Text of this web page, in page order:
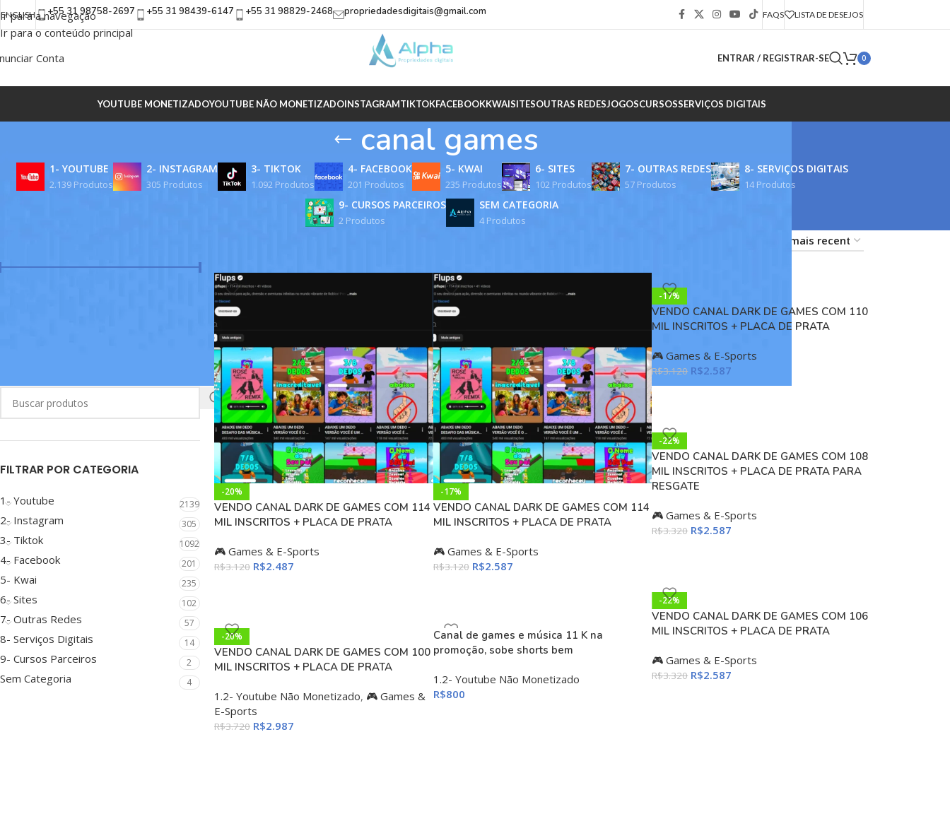
Ir para a navegação
Ir para o conteúdo principal
ENGLISH +55 31 98758-2697 +55 31 98439-6147 +55 31 98829-2468 propriedadesdigitais@gmail.com FAQS LISTA DE DESEJOS
Conta ENTRAR / REGISTRAR-SE 0
YOUTUBE MONETIZADOYOUTUBE NÃO MONETIZADOINSTAGRAMTIKTOKFACEBOOKKWAISITESOUTRAS REDESJOGOSCURSOSSERVIÇOS DIGITAIS
canal games
1- YOUTUBE
2.139 Produtos
2- INSTAGRAM
305 Produtos
3- TIKTOK
1.092 Produtos
4- FACEBOOK
201 Produtos
5- KWAI
235 Produtos
6- SITES
102 Produtos
7- OUTRAS REDES
57 Produtos
8- SERVIÇOS DIGITAIS
14 Produtos
9- CURSOS PARCEIROS
2 Produtos
SEM CATEGORIA
4 Produtos
FILTRAR POR CATEGORIA
1- Youtube 2139
2- Instagram 305
3- Tiktok 1092
4- Facebook 201
5- Kwai 235
6- Sites 102
7- Outras Redes 57
8- Serviços Digitais 14
9- Cursos Parceiros 2
Sem Categoria 4
-20%
VENDO CANAL DARK DE GAMES COM 114
MIL INSCRITOS + PLACA DE PRATA
🎮 Games & E-Sports
R$3.120 R$2.487
-17%
VENDO CANAL DARK DE GAMES COM 114
MIL INSCRITOS + PLACA DE PRATA
🎮 Games & E-Sports
R$3.120 R$2.587
-17%
VENDO CANAL DARK DE GAMES COM 110
MIL INSCRITOS + PLACA DE PRATA
🎮 Games & E-Sports
R$3.120 R$2.587
-22%
VENDO CANAL DARK DE GAMES COM 108
MIL INSCRITOS + PLACA DE PRATA PARA
RESGATE
🎮 Games & E-Sports
R$3.320 R$2.587
-22%
VENDO CANAL DARK DE GAMES COM 106
MIL INSCRITOS + PLACA DE PRATA
🎮 Games & E-Sports
R$3.320 R$2.587
-20%
VENDO CANAL DARK DE GAMES COM 100
MIL INSCRITOS + PLACA DE PRATA
1.2- Youtube Não Monetizado, 🎮 Games &
E-Sports
R$3.720 R$2.987
Canal de games e música 11 K na
promoção, sobe shorts bem
1.2- Youtube Não Monetizado
R$800